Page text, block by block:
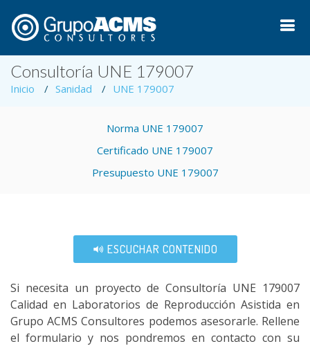
Consultoría UNE 179007
Inicio Sanidad UNE 179007
Norma UNE 179007
Certificado UNE 179007
Presupuesto UNE 179007
ESCUCHAR CONTENIDO
Si necesita un proyecto de Consultoría UNE 179007
Calidad en Laboratorios de Reproducción Asistida en
Grupo ACMS Consultores podemos asesorarle. Rellene
el formulario y nos pondremos en contacto con su